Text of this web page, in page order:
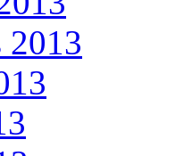
2013